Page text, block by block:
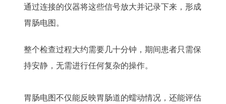
通过连接的仪器将这些信号放大并记录下来，形成
胃肠电图。
整个检查过程大约需要几十分钟，期间患者只需保
持安静，无需进行任何复杂的操作。
胃肠电图不仅能反映胃肠道的蠕动情况，还能评估